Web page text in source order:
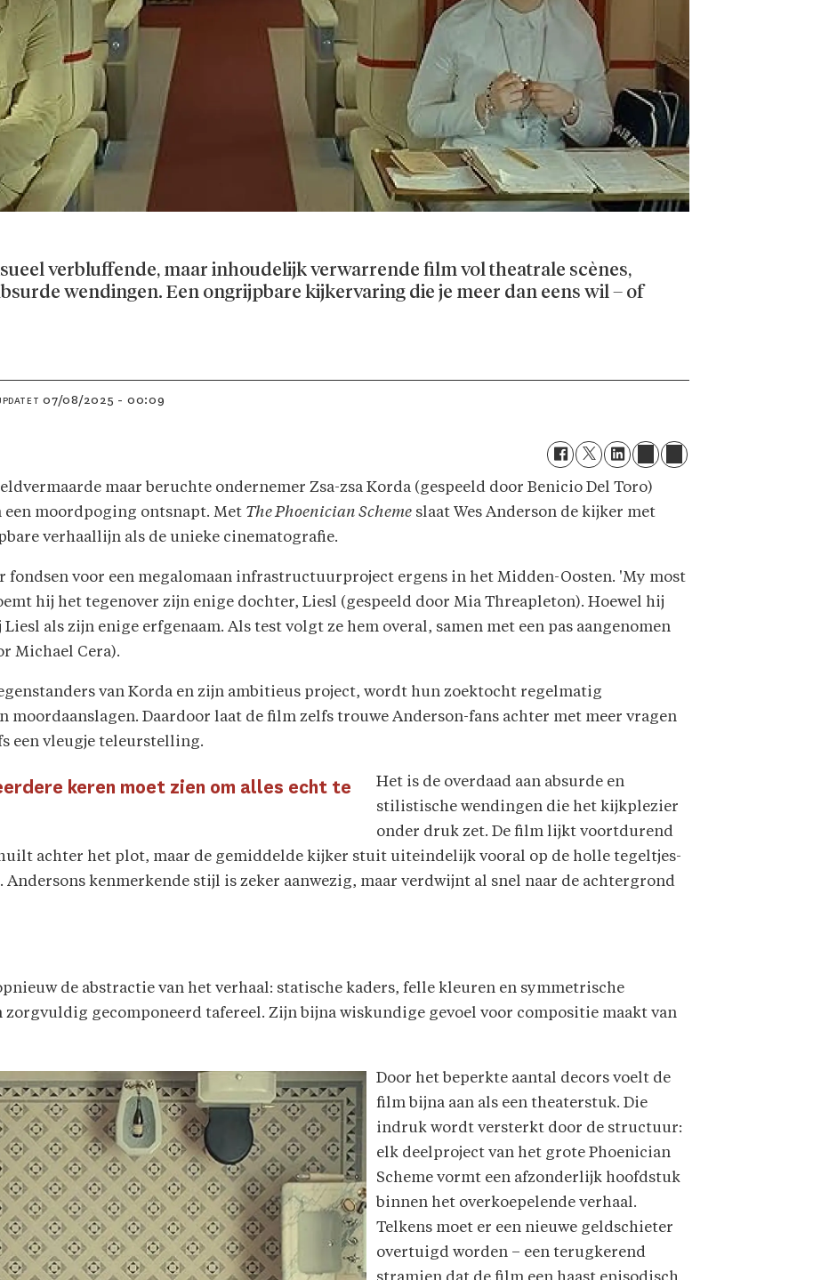
verbluffende, maar inhoudelijk verwarrende film vol theatrale scènes,
wendingen. Een ongrijp­bare kijkervaring die je meer dan eens wil – of
07/08/2025 - 00:09
maar beruchte ondernemer Zsa-zsa Korda (gespeeld door Benicio Del Toro)
een moord­poging ontsnapt. Met The Phoenician Scheme slaat Wes Anderson de kijker met
verhaallijn als de unieke cinematografie.
fondsen voor een megalomaan infrastructuurproject ergens in het Midden-Oosten. 'My most
hij het tegenover zijn enige dochter, Liesl (gespeeld door Mia Threapleton). Hoewel hij
als zijn enige erfgenaam. Als test volgt ze hem overal, samen met een pas aangenomen
Michael Cera).
van Korda en zijn ambitieus project, wordt hun zoektocht regelmatig
moord­aanslagen. Daardoor laat de film zelfs trouwe Anderson-fans achter met meer vragen
een vleugje teleurstelling.
keren moet zien om alles echt te
Het is de overdaad aan absurde en
stilistische wendingen die het kijkplezier
onder druk zet. De film lijkt voortdurend
achter het plot, maar de gemiddelde kijker stuit uiteindelijk vooral op de holle tegeltjes­
kenmerkende stijl is zeker aanwezig, maar verdwijnt al snel naar de achtergrond
de abstractie van het verhaal: statische kaders, felle kleuren en symmetrische
zorg­vuldig gecomponeerd tafereel. Zijn bijna wiskundige gevoel voor compositie maakt van
Door het beperkte aantal decors voelt de
film bijna aan als een theaterstuk. Die
indruk wordt versterkt door de structuur:
elk deel­project van het grote Phoenician
Scheme vormt een afzonderlijk hoofdstuk
binnen het overkoepelende verhaal.
Telkens moet er een nieuwe geldschieter
overtuigd worden – een terugkerend